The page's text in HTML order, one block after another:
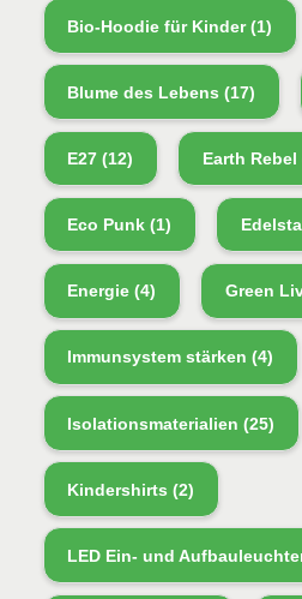
Bio-Hoodie für Kinder(1)
Blume des Lebens (17)
E27 (12) Earth Rebel
Eco Punk (1)
Energie (4) Green
Immunsystem stärken (4)
Isolationsmaterialien (25)
Kindershirts (2)
LED Ein- und